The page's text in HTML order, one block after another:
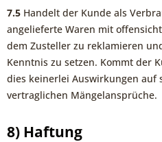
7.5 Handelt der Kunde als
angelieferte Waren mit
dem Zusteller zu reklamieren
Kenntnis zu setzen. Kommt der
dies keinerlei Auswirkungen auf
vertraglichen Mängelansprüche.
8) Haftung